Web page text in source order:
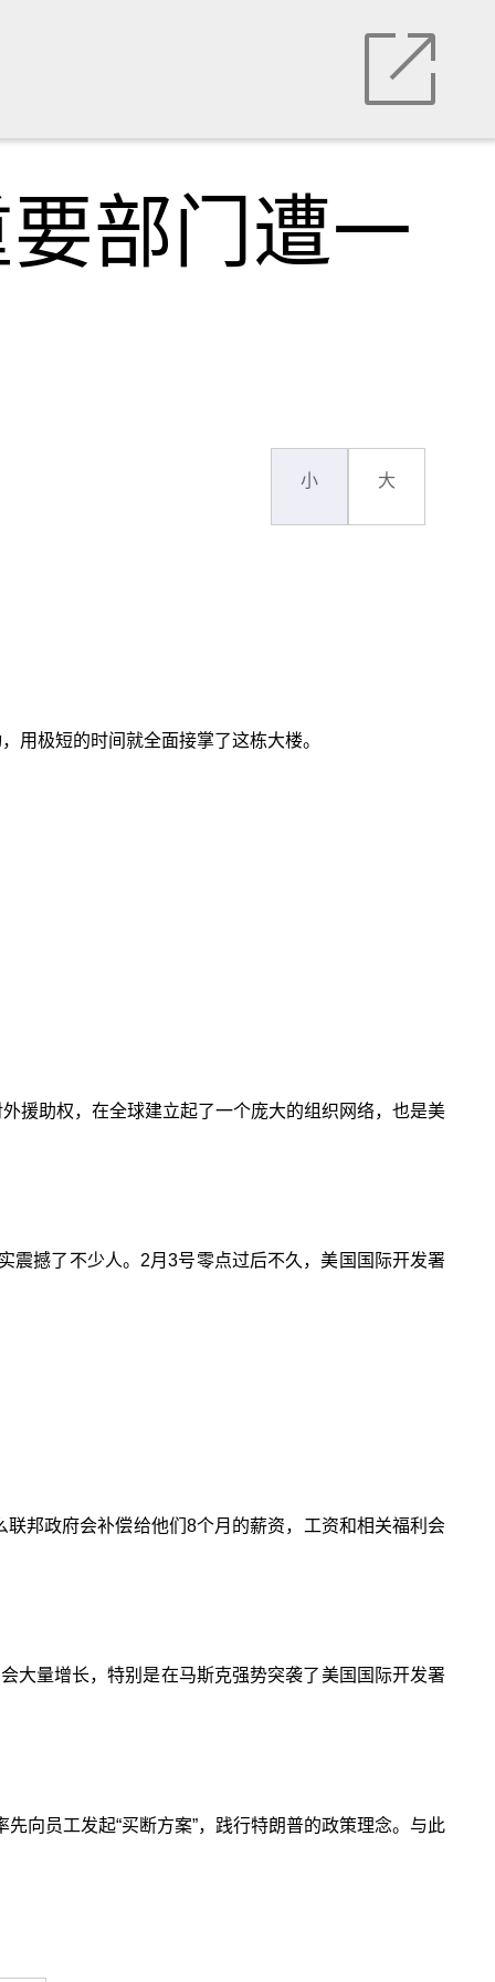
部门遭一
小 大
用极短的时间就全面接掌了这栋大楼。
援助权，在全球建立起了一个庞大的组织网络，也是美
震撼了不少人。2月3号零点过后不久，美国国际开发署
邦政府会补偿给他们8个月的薪资，工资和相关福利会
大量增长，特别是在马斯克强势突袭了美国国际开发署
向员工发起“买断方案”，践行特朗普的政策理念。与此